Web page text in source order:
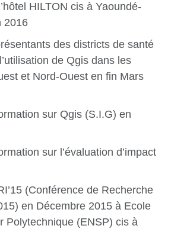
HILTON cis à Yaoundé-
2016
des districts de santé
de Qgis dans les
et Nord-Ouest en fin Mars
sur Qgis (S.I.G) en
sur l’évaluation d’impact
(Conférence de Recherche
en Décembre 2015 à Ecole
Polytechnique (ENSP) cis à